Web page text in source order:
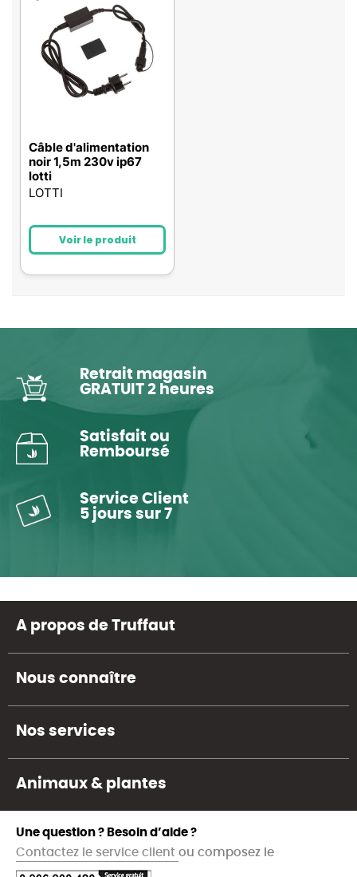
Câble d'alimentation
noir 1,5m 230v ip67
lotti
LOTTI
Voir le produit
Retrait magasin
GRATUIT 2 heures
Satisfait ou
Remboursé
Service Client
5 jours sur 7
A propos de Truffaut
Nous connaître
Nos services
Animaux & plantes
Une question ? Besoin d’aide ?
Contactez le service client ou composez le